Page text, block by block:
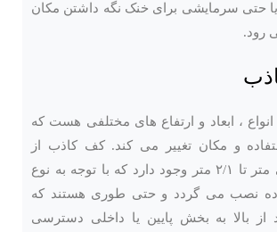
حتی سرمایشی برای خنک نگه داشتن مکان
رود.
، ابعاد و ارتفاع های مختلفی هست که
و مکان تغییر می کند. کف کاذب از
ارتفاع ۳۰ سانتی متر تا ۲/۱ متر وجود دارد که با توجه به نوع
نصب می گردد و حتی طوری هستند که
بالا به بخش پایین یا داخلی دسترسی